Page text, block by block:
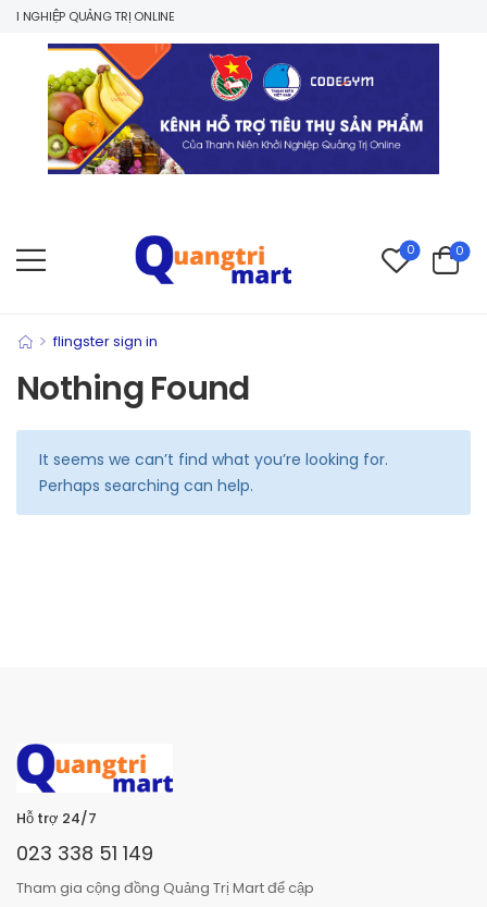
QUẢNG TRỊ ONLINE
0 0
> flingster sign in
Nothing Found
It seems we can’t find what you’re looking for.
Perhaps searching can help.
Hỗ trợ 24/7
023 338 51 149
Tham gia cộng đồng Quảng Trị Mart để cập